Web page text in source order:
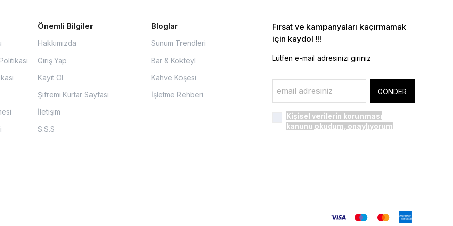
Önemli Bilgiler
Hakkımızda
Giriş Yap
Kayıt Ol
Şifremi Kurtar Sayfası
İletişim
S.S.S
Bloglar
Sunum Trendleri
Bar & Kokteyl
Kahve Köşesi
İşletme Rehberi
Fırsat ve kampanyaları kaçırmamak
için kaydol !!!
Lütfen e-mail adresinizi giriniz
GÖNDER
Kişisel verilerin korunması
kanunu okudum, onaylıyorum